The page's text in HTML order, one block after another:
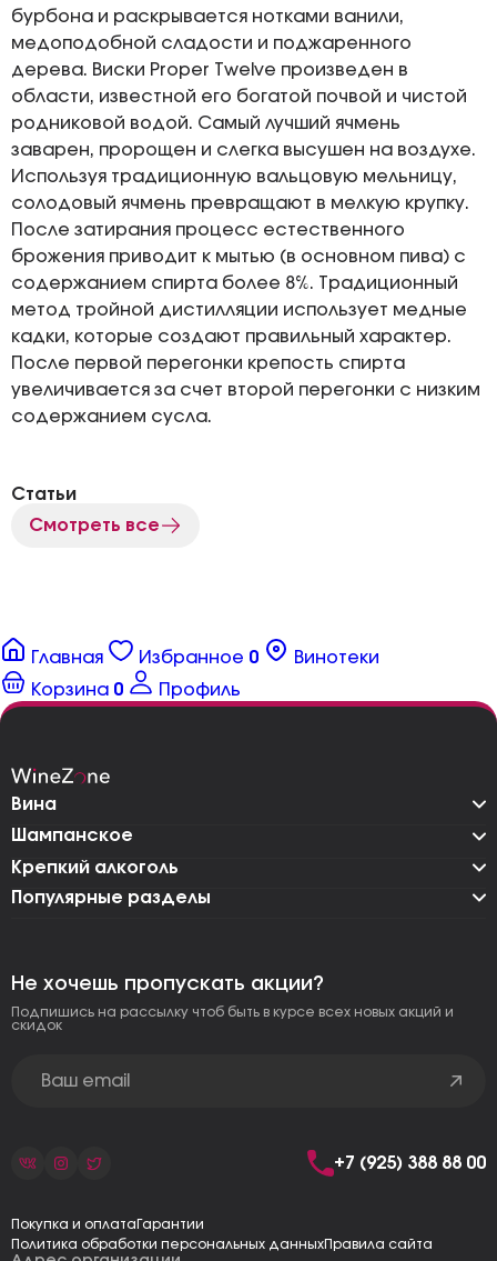
бурбона и раскрывается нотками ванили,
медоподобной сладости и поджаренного
дерева. Виски Proper Twelve произведен в
области, известной его богатой почвой и чистой
родниковой водой. Самый лучший ячмень
заварен, пророщен и слегка высушен на воздухе.
Используя традиционную вальцовую мельницу,
солодовый ячмень превращают в мелкую крупку.
После затирания процесс естественного
брожения приводит к мытью (в основном пива) с
содержанием спирта более 8%. Традиционный
метод тройной дистилляции использует медные
кадки, которые создают правильный характер.
После первой перегонки крепость спирта
увеличивается за счет второй перегонки с низким
содержанием сусла.
Статьи
Смотреть все
Главная Избранное 0
Винотеки
Корзина 0 Профиль
Вина
Шампанское
Крепкий алкоголь
Популярные разделы
Не хочешь пропускать акции?
Подпишись на рассылку чтоб быть в курсе всех новых акций и
скидок
+7 (925) 388 88 00
Покупка и оплата Гарантии
Политика обработки персональных данныхПравила сайта